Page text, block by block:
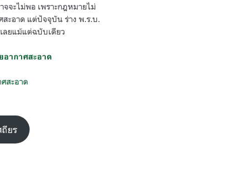
จะไม่พอ เพราะกฎหมายไม่
ะอาด แต่ปัจจุบัน ร่าง พ.ร.บ.
ลยแม้แต่ฉบับเดียว
อากาศสะอาด
สะอาด
ยร